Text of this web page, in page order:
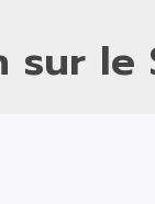
sur le